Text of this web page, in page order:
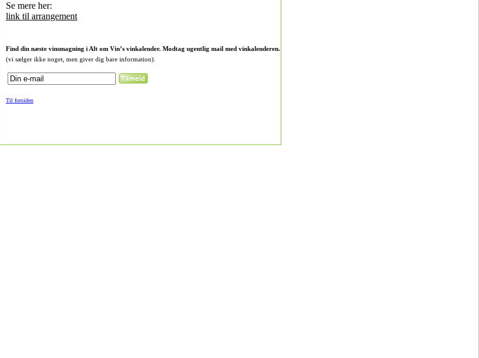
Se mere her:
link til arrangement
Find din næste vinsmagning i Alt om Vin’s vinkalender. Modtag ugentlig mail med vinkalenderen.
(vi sælger ikke noget, men giver dig bare information).
Til forsiden